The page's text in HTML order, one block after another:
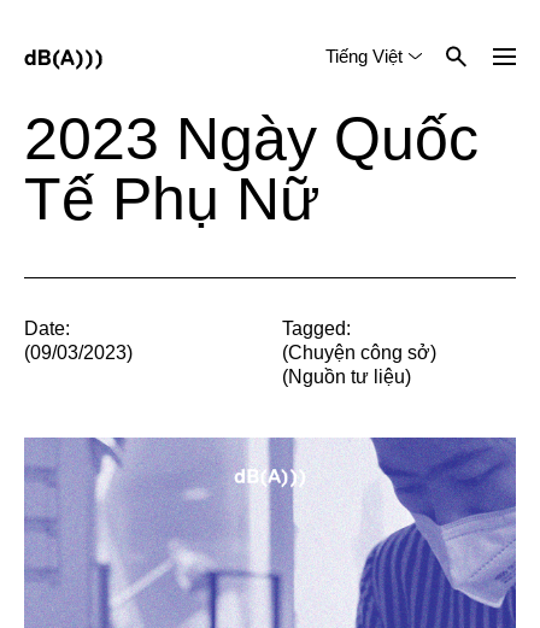
Tiếng Việt
2023 Ngày Quốc
Tế Phụ Nữ
Date:
(09/03/2023)
Tagged:
(Chuyện công sở)
(Nguồn tư liệu)